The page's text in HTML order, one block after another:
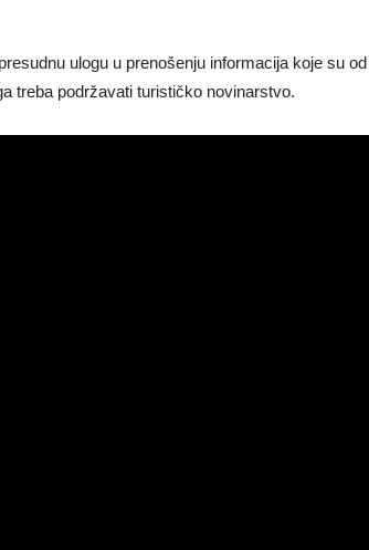
ulogu u prenošenju informacija koje su od
treba podržavati turističko novinarstvo.